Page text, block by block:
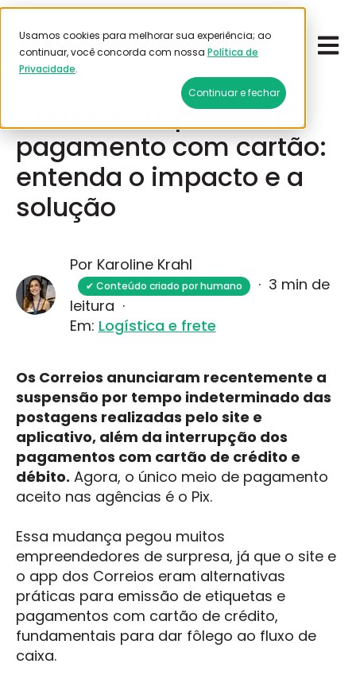
Usamos cookies para melhorar sua experiência; ao
continuar, você concorda com nossa Política de
Privacidade.
Continuar e fechar
Emitir frete
Correios suspendem
pagamento com cartão:
entenda o impacto e a
solução
Por Karoline Krahl
✔ Conteúdo criado por humano · 3 min de
leitura ·
Em: Logística e frete
Os Correios anunciaram recentemente a
suspensão por tempo indeterminado das
postagens realizadas pelo site e
aplicativo, além da interrupção dos
pagamentos com cartão de crédito e
débito. Agora, o único meio de pagamento
aceito nas agências é o Pix.
Essa mudança pegou muitos
empreendedores de surpresa, já que o site e
o app dos Correios eram alternativas
práticas para emissão de etiquetas e
pagamentos com cartão de crédito,
fundamentais para dar fôlego ao fluxo de
caixa.